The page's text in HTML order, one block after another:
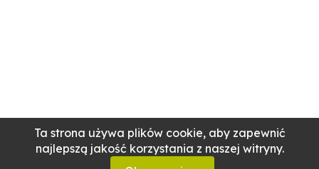
Ta strona używa plików cookie, aby zapewnić
najlepszą jakość korzystania z naszej witryny.